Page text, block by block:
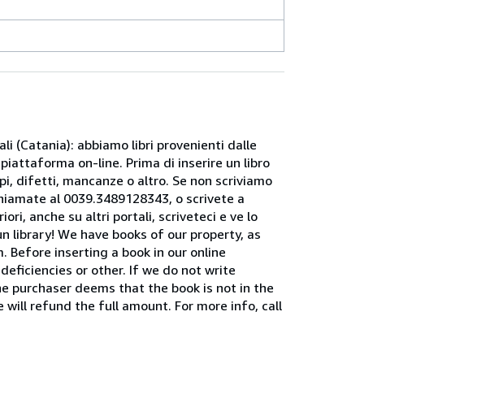
(Catania): abbiamo libri provenienti dalle
on-line. Prima di inserire un libro
difetti, mancanze o altro. Se non scriviamo
al 0039.3489128343, o scrivete a
anche su altri portali, scriveteci e ve lo
library! We have books of our property, as
inserting a book in our online
or other. If we do not write
purchaser deems that the book is not in the
will refund the full amount. For more info, call